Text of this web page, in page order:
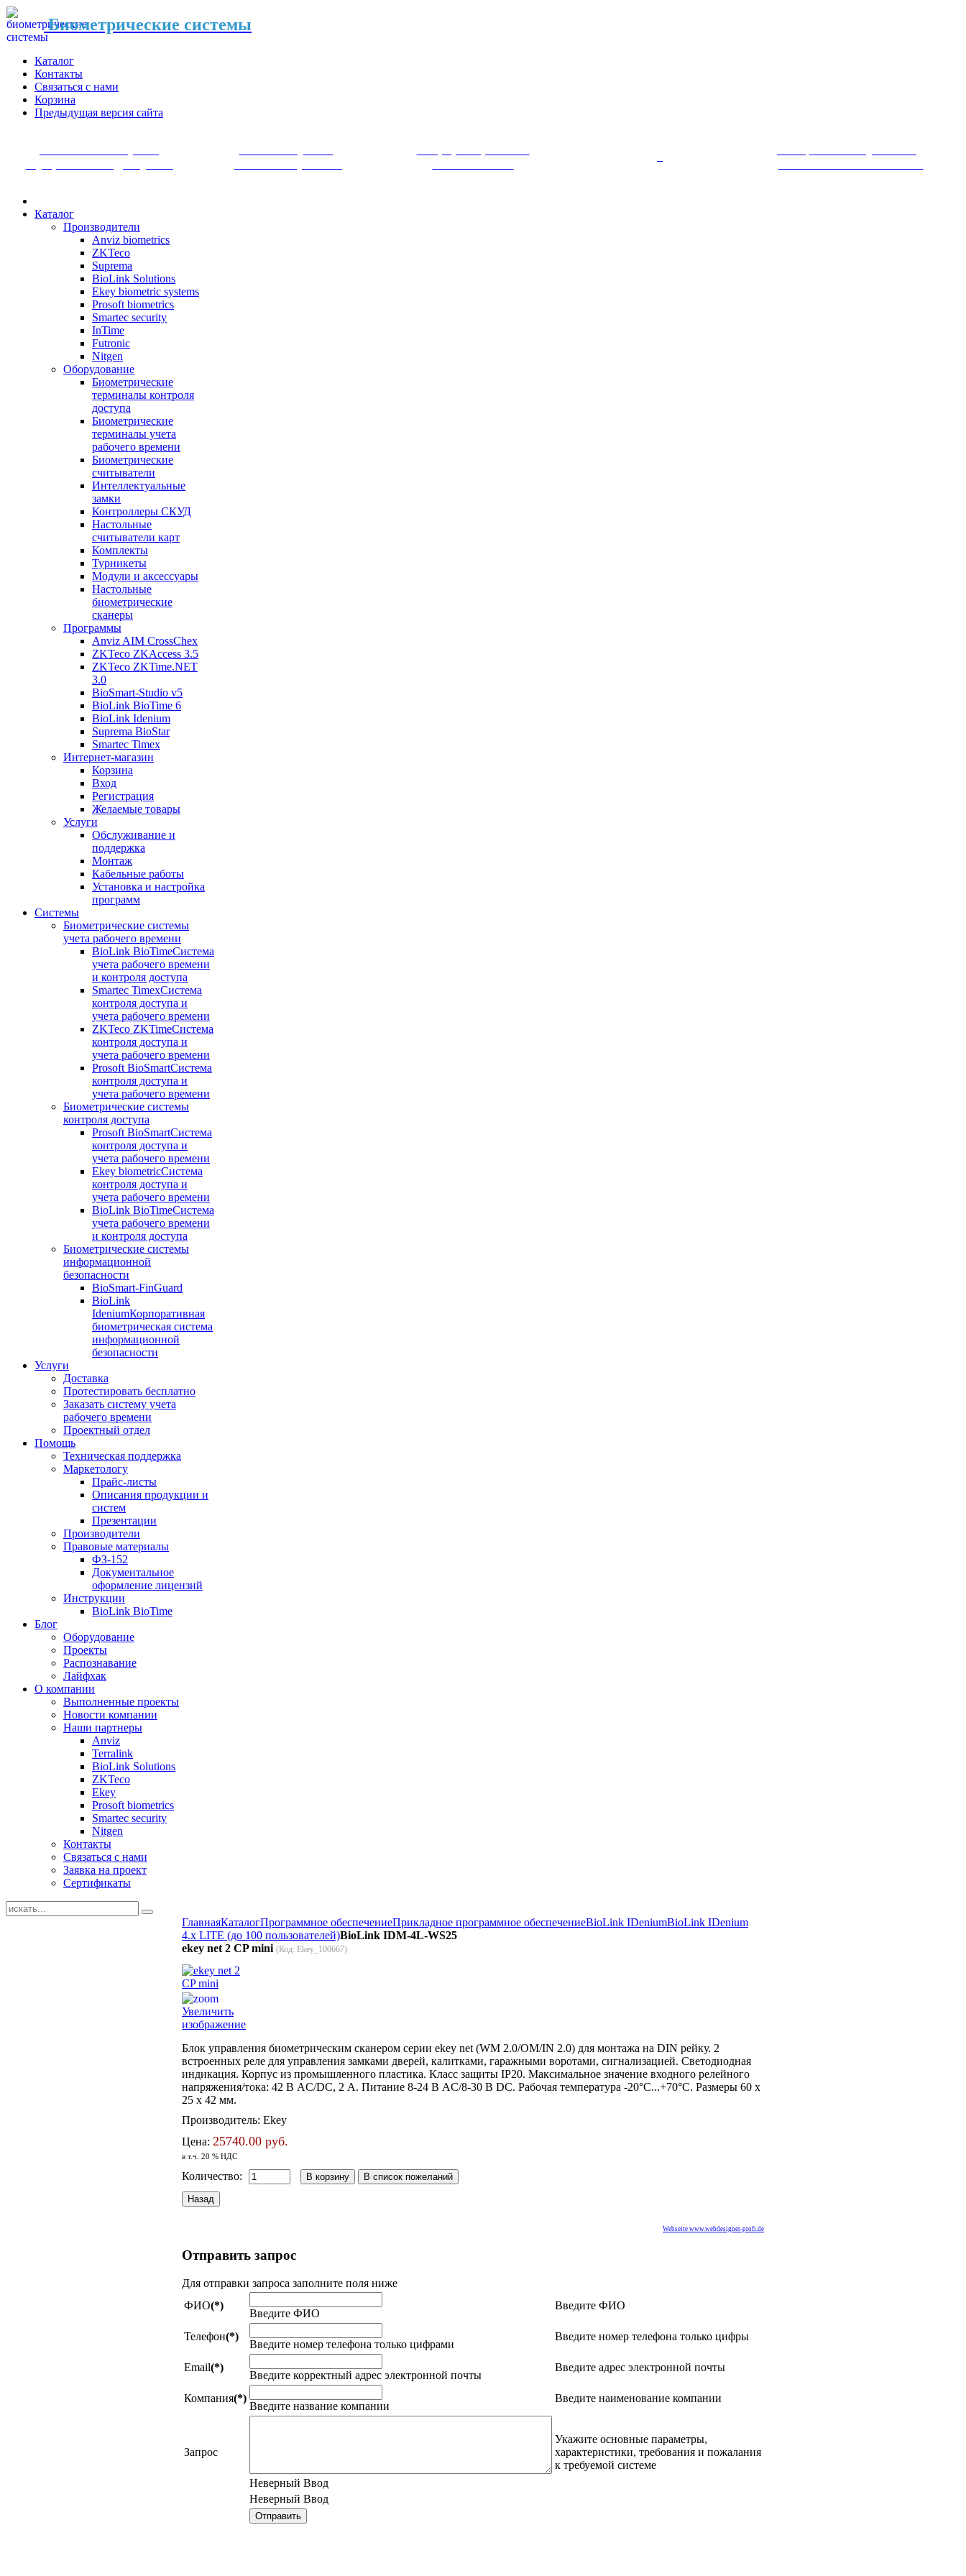
Биометрические системы
Каталог
Контакты
Связаться с нами
Корзина
Предыдущая версия сайта
Каталог
Производители
Anviz biometrics
ZKTeco
Suprema
BioLink Solutions
Ekey biometric systems
Prosoft biometrics
Smartec security
InTime
Futronic
Nitgen
Оборудование
Биометрические
терминалы контроля
доступа
Биометрические
терминалы учета
рабочего времени
Биометрические
считыватели
Интеллектуальные
замки
Контроллеры СКУД
Настольные
считыватели карт
Комплекты
Турникеты
Модули и аксессуары
Настольные
биометрические
сканеры
Программы
Anviz AIM CrossChex
ZKTeco ZKAccess 3.5
ZKTeco ZKTime.NET
3.0
BioSmart-Studio v5
BioLink BioTime 6
BioLink Idenium
Suprema BioStar
Smartec Timex
Интернет-магазин
Корзина
Вход
Регистрация
Желаемые товары
Услуги
Обслуживание и
поддержка
Монтаж
Кабельные работы
Установка и настройка
программ
Системы
Биометрические системы
учета рабочего времени
BioLink BioTimeСистема
учета рабочего времени
и контроля доступа
Smartec TimexСистема
контроля доступа и
учета рабочего времени
ZKTeco ZKTimeСистема
контроля доступа и
учета рабочего времени
Prosoft BioSmartСистема
контроля доступа и
учета рабочего времени
Биометрические системы
контроля доступа
Prosoft BioSmartСистема
контроля доступа и
учета рабочего времени
Ekey biometricСистема
контроля доступа и
учета рабочего времени
BioLink BioTimeСистема
учета рабочего времени
и контроля доступа
Биометрические системы
информационной
безопасности
BioSmart-FinGuard
BioLink
IdeniumКорпоративная
биометрическая система
информационной
безопасности
Услуги
Доставка
Протестировать бесплатно
Заказать систему учета
рабочего времени
Проектный отдел
Помощь
Техническая поддержка
Маркетологу
Прайс-листы
Описания продукции и
систем
Презентации
Производители
Правовые материалы
ФЗ-152
Документальное
оформление лицензий
Инструкции
BioLink BioTime
Блог
Оборудование
Проекты
Распознавание
Лайфхак
О компании
Выполненные проекты
Новости компании
Наши партнеры
Anviz
Terralink
BioLink Solutions
ZKTeco
Ekey
Prosoft biometrics
Smartec security
Nitgen
Контакты
Связаться с нами
Заявка на проект
Сертификаты
ГлавнаяКаталогПрограммное обеспечениеПрикладное программное обеспечениеBioLink IDeniumBioLink IDenium
4.x LITE (до 100 пользователей)BioLink IDM-4L-WS25
ekey net 2 CP mini (Код: Ekey_100667)
Увеличить
изображение
Блок управления биометрическим сканером серии ekey net (WM 2.0/OM/IN 2.0) для монтажа на DIN рейку. 2
встроенных реле для управления замками дверей, калитками, гаражными воротами, сигнализацией. Светодиодная
индикация. Корпус из промышленного пластика. Класс защиты IP20. Максимальное значение входного релейного
напряжения/тока: 42 В AC/DC, 2 А. Питание 8-24 В AC/8-30 В DC. Рабочая температура -20°C...+70°C. Размеры 60 x
25 x 42 мм.
Производитель: Ekey
Цена: 25740.00 руб.
в т.ч. 20 % НДС
Количество:
Webseite www.webdesigner-profi.de
Отправить запрос
Для отправки запроса заполните поля ниже
ФИО(*)
Введите ФИО
Введите ФИО
Телефон(*)
Введите номер телефона только цифрами
Введите номер телефона только цифры
Email(*)
Введите корректный адрес электронной почты
Введите адрес электронной почты
Компания(*)
Введите название компании
Введите наименование компании
Запрос
Неверный Ввод
Укажите основные параметры,
характеристики, требования и пожалания
к требуемой системе
Неверный Ввод